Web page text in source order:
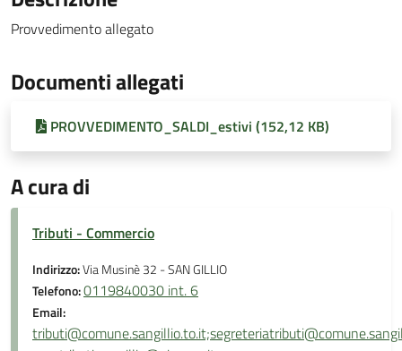
Provvedimento allegato
Documenti allegati
PROVVEDIMENTO_SALDI_estivi (152,12 KB)
A cura di
Tributi - Commercio
Indirizzo:Via Musinè 32 - SAN GILLIO
Telefono:0119840030 int. 6
Email: